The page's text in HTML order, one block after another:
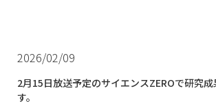
2026/02/09
2月15日放送予定のサイエンスZEROで研究
す。